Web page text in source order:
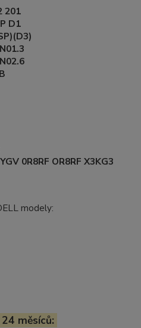
201
D1
0R8RF OR8RF X3KG3
modely:
měsíců: